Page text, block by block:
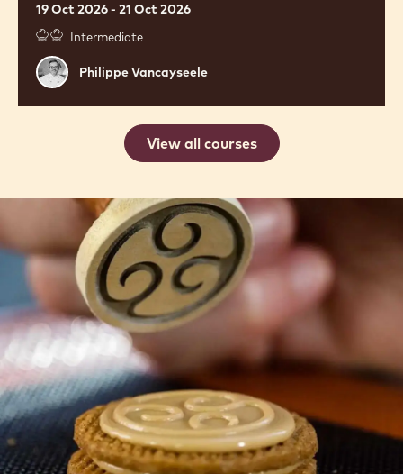
19 Oct 2026 - 21 Oct 2026
Intermediate
Philippe
Vancayseele
Philippe Vancayseele
View all courses